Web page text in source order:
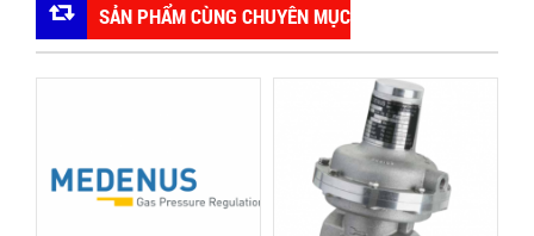
SẢN PHẨM CÙNG CHUYÊN MỤC